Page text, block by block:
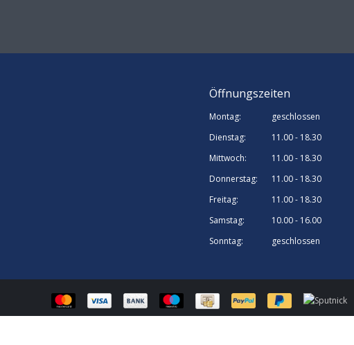
Öffnungszeiten
Montag:
geschlossen
Dienstag:
11.00 - 18.30
Mittwoch:
11.00 - 18.30
Donnerstag:
11.00 - 18.30
Freitag:
11.00 - 18.30
Samstag:
10.00 - 16.00
Sonntag:
geschlossen